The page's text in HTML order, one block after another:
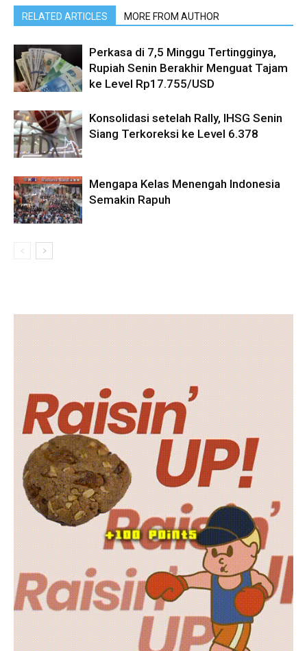
RELATED ARTICLES MORE FROM AUTHOR
Perkasa di 7,5 Minggu Tertingginya,
Rupiah Senin Berakhir Menguat Tajam
ke Level Rp17.755/USD
Konsolidasi setelah Rally, IHSG Senin
Siang Terkoreksi ke Level 6.378
Mengapa Kelas Menengah Indonesia
Semakin Rapuh